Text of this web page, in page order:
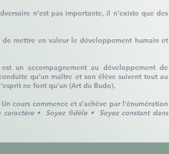
n’est pas importante, il n’existe que des
mettre en valeur le développement humain et
un accompagnement au développement de
qu’un maître et son élève suivent tout au
ne font qu’un (Art du Budo).
cours commence et s’achève par l’énumération
caractère • Soyez fidèle • Soyez constant dans